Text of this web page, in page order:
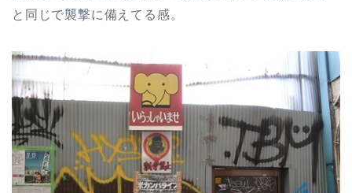
と同じで襲撃に備えてる感。